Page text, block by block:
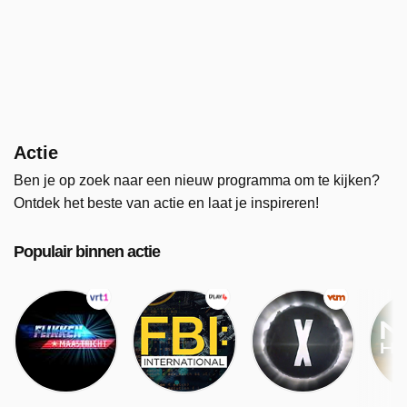
Actie
Ben je op zoek naar een nieuw programma om te kijken?
Ontdek het beste van actie en laat je inspireren!
Populair binnen actie